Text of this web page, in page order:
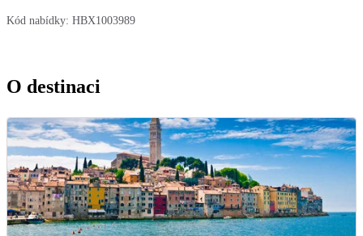
Kód nabídky: HBX1003989
O destinaci